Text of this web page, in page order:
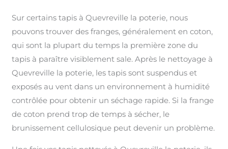
Sur certains tapis à Quevreville la poterie, nous
pouvons trouver des franges, généralement en coton,
qui sont la plupart du temps la première zone du
tapis à paraître visiblement sale. Après le nettoyage à
Quevreville la poterie, les tapis sont suspendus et
exposés au vent dans un environnement à humidité
contrôlée pour obtenir un séchage rapide. Si la frange
de coton prend trop de temps à sécher, le
brunissement cellulosique peut devenir un problème.